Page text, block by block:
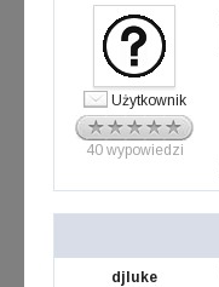
Użytkownik
40 wypowiedzi
djluke